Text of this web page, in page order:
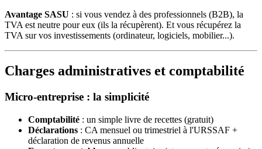
Avantage SASU : si vous vendez à des professionnels (B2B), la
TVA est neutre pour eux (ils la récupèrent). Et vous récupérez la
TVA sur vos investissements (ordinateur, logiciels, mobilier...).
Charges administratives et comptabilité
Micro-entreprise : la simplicité
Comptabilité : un simple livre de recettes (gratuit)
Déclarations : CA mensuel ou trimestriel à l'URSSAF +
déclaration de revenus annuelle